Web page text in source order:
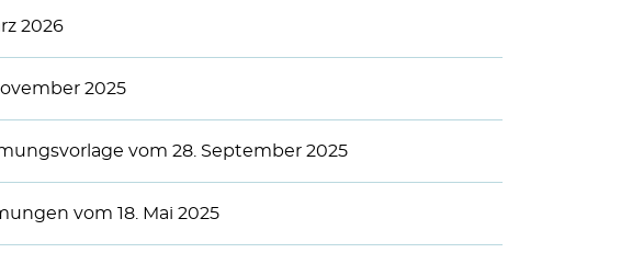
2026
2025
vom 28. September 2025
vom 18. Mai 2025